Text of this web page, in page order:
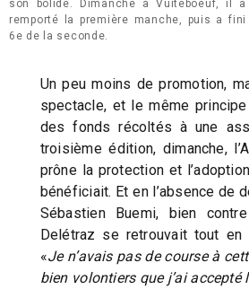
son bolide. Dimanche à Vuiteboeuf, il a
remporté la première manche, puis a fini
6e de la seconde.
Un peu moins de promotion,
spectacle, et le même
des fonds récoltés à une
troisième édition, dimanche,
prône la protection et
bénéficiait. Et en l’absence de
Sébastien Buemi, bien
Delétraz se retrouvait tout en
«Je n’avais pas de course à
bien volontiers que j’ai accepté